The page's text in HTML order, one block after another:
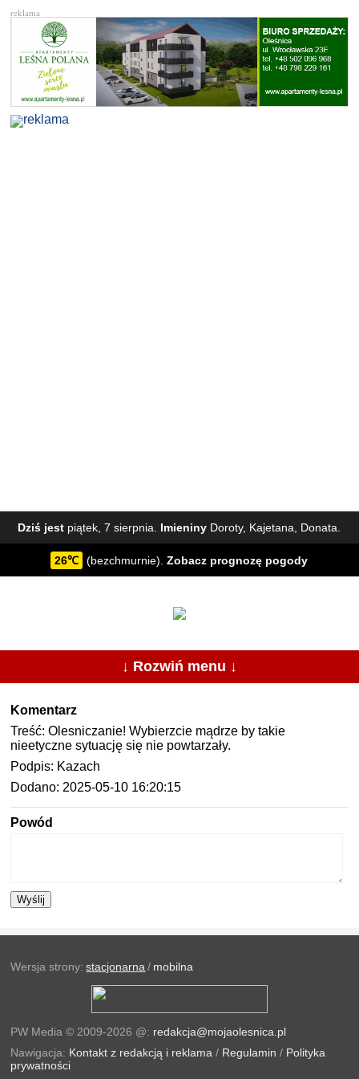
reklama
Dziś jest piątek, 7 sierpnia. Imieniny Doroty, Kajetana, Donata.
26℃ (bezchmurnie).Zobacz prognozę pogody
↓ Rozwiń menu ↓
Komentarz
Treść: Olesniczanie! Wybierzcie mądrze by takie
nieetyczne sytuację się nie powtarzały.
Podpis: Kazach
Dodano: 2025-05-10 16:20:15
Powód
Wyślij
Wersja strony: stacjonarna / mobilna
PW Media © 2009-2026 @: redakcja@mojaolesnica.pl
Nawigacja: Kontakt z redakcją i reklama / Regulamin / Polityka
prywatności